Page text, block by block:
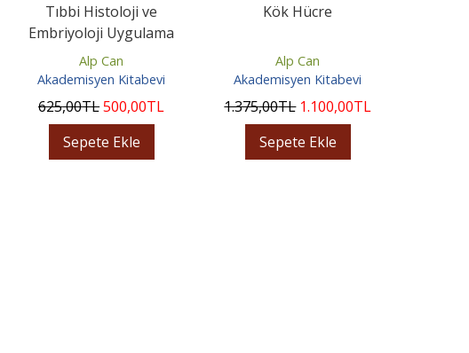
Tıbbi Histoloji ve
Embriyoloji Uygulama
Kılavuzu
Alp Can
Akademisyen Kitabevi
625,00TL500,00TL
Sepete Ekle
Kök Hücre
Alp Can
Akademisyen Kitabevi
1.375,00TL 1.100,00TL
Sepete Ekle